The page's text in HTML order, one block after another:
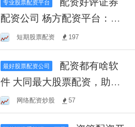
专业股票配资平台
配资公司 杨方配资平台：杠
杆配资专家，助力投资财富
增长
短期股票配资 197
最好股票配资公司
件 大同最大股票配资，助您
轻松实现投资增值。
网络配资炒股 57